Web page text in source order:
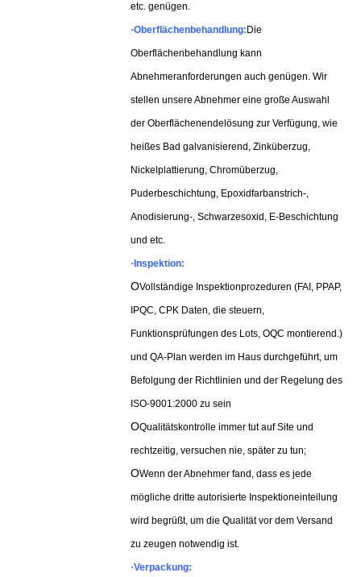
etc. genügen.
·Oberflächenbehandlung: Die
Oberflächenbehandlung kann
Abnehmeranforderungen auch genügen. Wir
stellen unsere Abnehmer eine große Auswahl
der Oberflächenendelösung zur Verfügung, wie
heißes Bad galvanisierend, Zinküberzug,
Nickelplattierung, Chromüberzug,
Puderbeschichtung, Epoxidfarbanstrich-,
Anodisierung-, Schwarzesoxid, E-Beschichtung
und etc.
· Inspektion:
OVollständige Inspektionprozeduren (FAI, PPAP,
IPQC, CPK Daten, die steuern,
Funktionsprüfungen des Lots, OQC montierend.)
und QA-Plan werden im Haus durchgeführt, um
Befolgung der Richtlinien und der Regelung des
ISO-9001:2000 zu sein
OQualitätskontrolle immer tut auf Site und
rechtzeitig, versuchen nie, später zu tun;
OWenn der Abnehmer fand, dass es jede
mögliche dritte autorisierte Inspektioneinteilung
wird begrüßt, um die Qualität vor dem Versand
zu zeugen notwendig ist.
·Verpackung: